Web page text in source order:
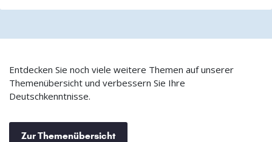
Entdecken Sie noch viele weitere Themen auf unserer
Themenübersicht und verbessern Sie Ihre
Deutschkenntnisse.
Zur Themenübersicht